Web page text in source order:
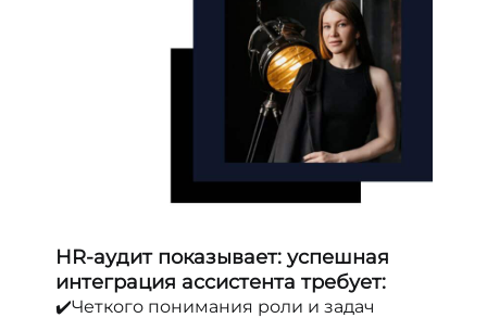
HR-аудит показывает: успешная
интеграция ассистента требует:
✔️Четкого понимания роли и задач